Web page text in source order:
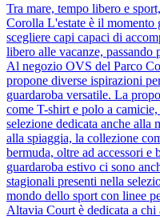
Tra mare, tempo libero e
Corolla L'estate è il momento
scegliere capi capaci di
libero alle vacanze, passando
Al negozio OVS del Parco
propone diverse ispirazioni
guardaroba versatile. La
come T-shirt e polo a
selezione dedicata anche alla
alla spiaggia, la collezione
bermuda, oltre ad accessori e
guardaroba estivo ci sono
stagionali presenti nella
mondo dello sport con linee
Altavia Court è dedicata a chi